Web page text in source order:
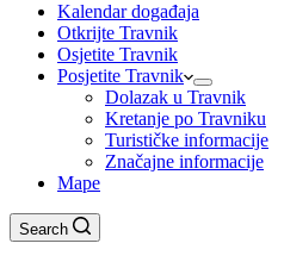
Kalendar događaja
Otkrijte Travnik
Osjetite Travnik
Posjetite Travnik
Dolazak u Travnik
Kretanje po Travniku
Turističke informacije
Značajne informacije
Mape
Search